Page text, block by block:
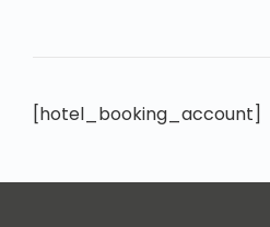
[hotel_booking_account]